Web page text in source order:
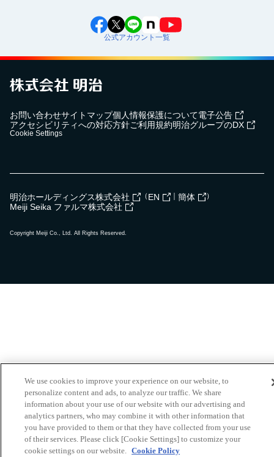
公式アカウント一覧
お問い合わせサイトマップ個人情報保護について電子公告
アクセシビリティへの対応方針ご利用規約明治グループのDX
Cookie Settings
明治ホールディングス株式会社 （ EN ｜ 簡体 ）
Meiji Seika ファルマ株式会社
Copyright Meiji Co., Ltd. All Rights Reserved.
We use cookies to improve your experience on our website, to
personalize content and ads, to analyze our traffic. We share
information about your use of our website with our advertising and
analytics partners, who may combine it with other information that
you have provided to them or that they have collected from your use
of their services. Please click [Cookie Settings] to customize your
cookie settings on our website. Cookie Policy